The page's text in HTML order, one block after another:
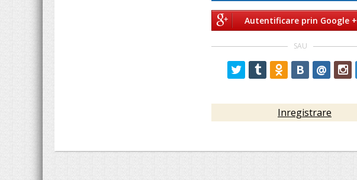
Autentificare prin Google +
SAU
B @
Inregistrare